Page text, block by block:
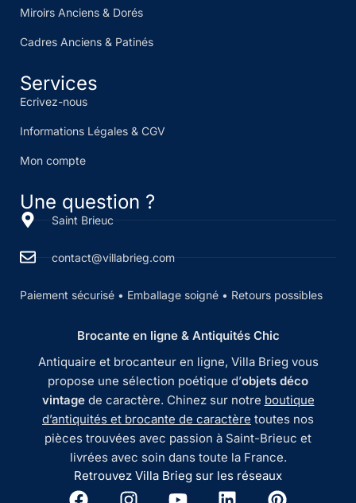
Miroirs Anciens & Dorés
Cadres Anciens & Patinés
Services
Ecrivez-nous
Informations Légales & CGV
Mon compte
Une question ?
Saint Brieuc
contact@villabrieg.com
Paiement sécurisé • Emballage soigné • Retours possibles
Brocante en ligne & Antiquités Chic
Antiquaire et brocanteur en ligne, Villa Brieg vous
propose une sélection poétique d’objets déco
vintagede caractère. Chinez sur notre boutique
d’antiquités et brocante de caractère toutes nos
pièces trouvées avec passion à Saint-Brieuc et
livrées avec soin dans toute la France.
Retrouvez Villa Brieg sur les réseaux